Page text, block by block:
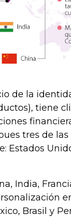
de la
tiene
tres de
Estados
India,
Brasil y